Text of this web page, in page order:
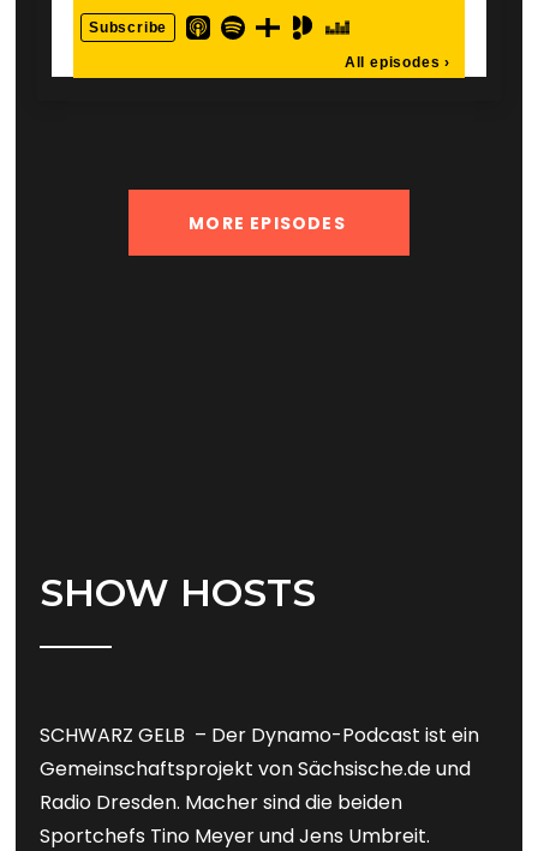
MORE EPISODES
SHOW HOSTS
SCHWARZ GELB – Der Dynamo-Podcast ist ein
Gemeinschaftsprojekt von Sächsische.de und
Radio Dresden. Macher sind die beiden
Sportchefs Tino Meyer und Jens Umbreit.